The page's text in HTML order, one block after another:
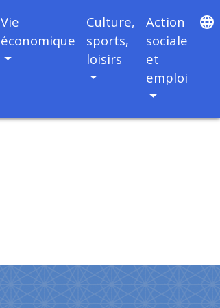
Vie
économique
Culture,
sports,
loisirs
Action
sociale
et
emploi
language